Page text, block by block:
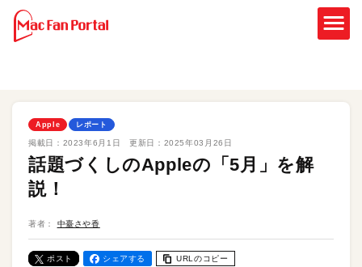
Apple レポート
掲載日： 2023年6月1日 更新日： 2025年03月26日
話題づくしのAppleの「5月」を解
説！
著者： 中臺さや香
ポスト シェアする URLのコピー